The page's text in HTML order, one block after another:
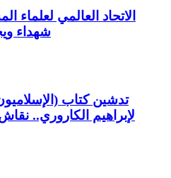
الاتحاد العالمي لعلماء
شهداء
تدشين كتاب
لإبراهيم الكاروري..